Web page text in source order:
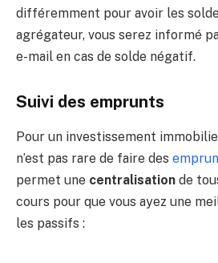
différemment pour avoir les
agrégateur, vous serez informé
e-mail en cas de solde négatif.
Suivi des emprunts
Pour un investissement
n’est pas rare de faire des
permet une centralisation de
cours pour que vous ayez une
les passifs :